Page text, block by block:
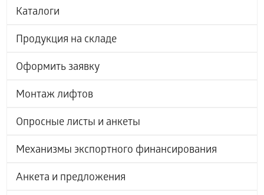
Каталоги
Продукция на складе
Оформить заявку
Монтаж лифтов
Опросные листы и анкеты
Механизмы экспортного финансирования
Анкета и предложения